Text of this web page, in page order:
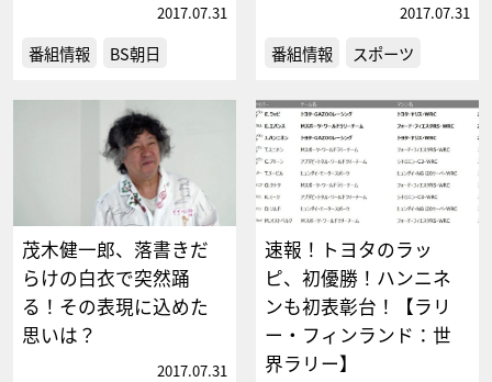
2017.07.31
番組情報 BS朝日
2017.07.31
番組情報 スポーツ
茂木健一郎、落書きだ
らけの白衣で突然踊
る！その表現に込めた
思いは？
2017.07.31
速報！トヨタのラッ
ピ、初優勝！ハンニネ
ンも初表彰台！【ラリ
ー・フィンランド：世
界ラリー】